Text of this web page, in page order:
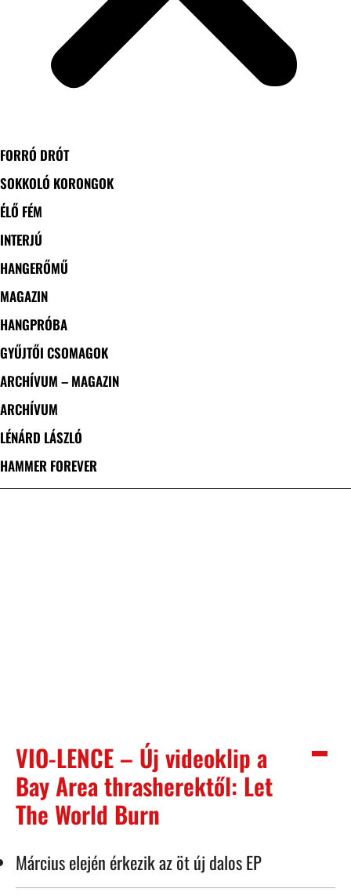
FORRÓ DRÓT
SOKKOLÓ KORONGOK
ÉLŐ FÉM
INTERJÚ
HANGERŐMŰ
MAGAZIN
HANGPRÓBA
GYŰJTŐI CSOMAGOK
ARCHÍVUM – MAGAZIN
ARCHÍVUM
LÉNÁRD LÁSZLÓ
HAMMER FOREVER
VIO-LENCE – Új videoklip a
Bay Area thrasherektől: Let
The World Burn
Március elején érkezik az öt új dalos EP